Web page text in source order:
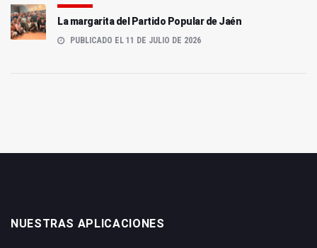
La margarita del Partido Popular de Jaén
PUBLICADO EL 11 DE JULIO DE 2026
NUESTRAS APLICACIONES